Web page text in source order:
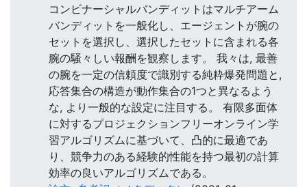
コンビナーシャルバンディットはマルチアーム
バンディットを一般化し、エージェントが腕の
セットを選択し、選択したセットに含まれる各
腕の騒々しい報酬を観察します。 我々は, 最善
の腕を一定の信頼度で識別する純粋爆発問題と,
応答集合の構造が動作集合の1つと異なるよう
な, より一般的な設定に注目する。 有限多面体
に対するプロジェクションフリーオンライン学
習アルゴリズムに基づいて、凸的に最適であ
り、競争力のある経験的性能を持つ最初の計算
効率の良いアルゴリズムである。